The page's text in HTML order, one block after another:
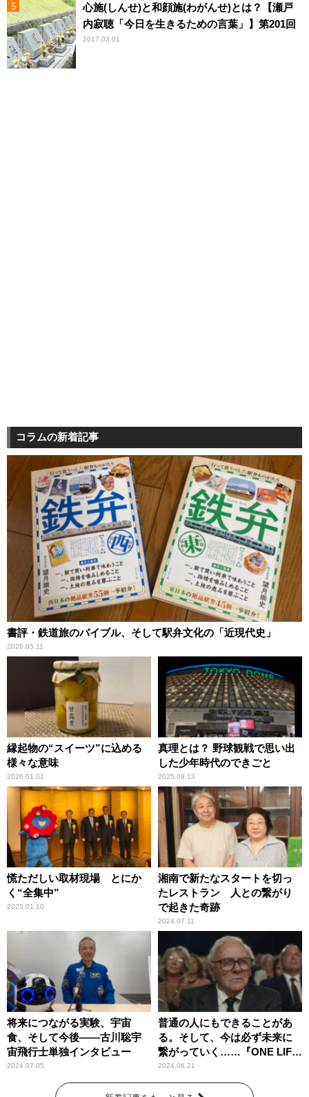
心施(しんせ)と和顔施(わがんせ)とは？【瀬戸
内寂聴「今日を生きるための言葉」】第201回
2017.03.01
コラムの新着記事
書評・鉄道旅のバイブル、そして駅弁文化の「近現代史」
2026.05.11
縁起物の“スイーツ”に込める
様々な意味
2026.01.01
真理とは？ 野球観戦で思い出
した少年時代のできごと
2025.09.13
慌ただしい取材現場 とにか
く“全集中”
2025.01.10
湘南で新たなスタートを切っ
たレストラン 人との繋がり
で起きた奇跡
2024.07.11
将来につながる実験、宇宙
食、そして今後――古川聡宇
宙飛行士単独インタビュー
2024.07.05
普通の人にもできることがあ
る。そして、今は必ず未来に
繋がっていく……『ONE LIFE
奇跡が繋いだ6000の命』
2024.06.21